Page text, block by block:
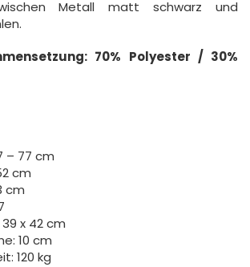
Metall matt schwarz und
70% Polyester / 30%
– 77 cm
cm
cm
x 42 cm
10 cm
120 kg